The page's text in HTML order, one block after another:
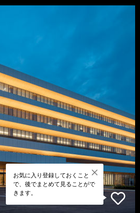
お気に入り登録しておくこと
で、後でまとめて見ることがで
きます。